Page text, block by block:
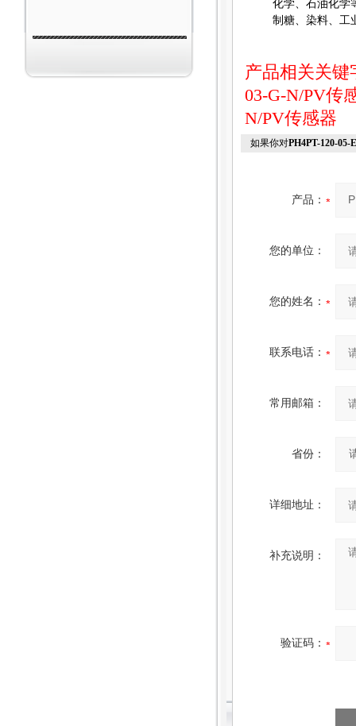
化学、石油化学
制糖、染料、工
产品相关关
03-G-N/PV传
N/PV传感器
如果你对PH4PT-120-05-
产品：
您的单位：
您的姓名：
联系电话：
常用邮箱：
省份：
详细地址：
补充说明：
验证码：